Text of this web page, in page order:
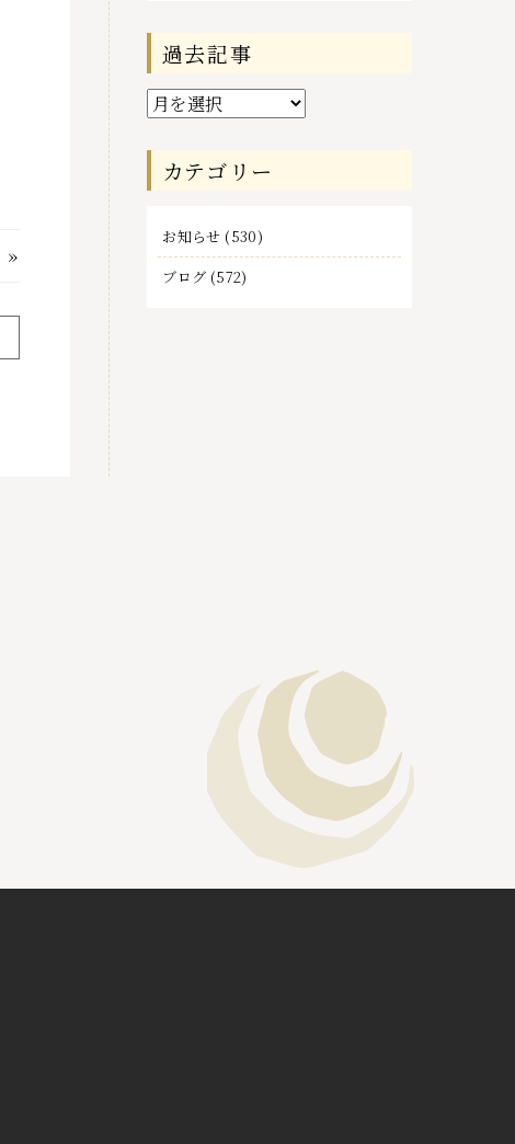
»
過去記事
過
去
記
事カテゴリー
お知らせ (530)
ブログ (572)